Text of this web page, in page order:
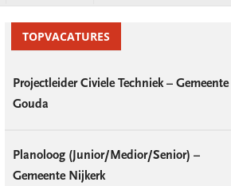
TOPVACATURES
Projectleider Civiele Techniek – Gemeente
Gouda
Planoloog (Junior/Medior/Senior) –
Gemeente Nijkerk